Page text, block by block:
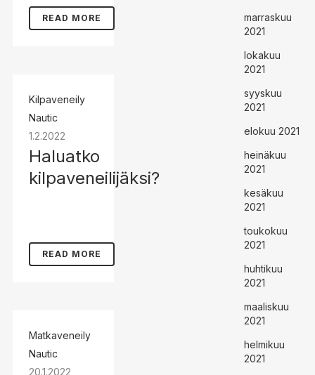
READ MORE
Kilpaveneily
Nautic
1.2.2022
Haluatko
kilpaveneilijäksi?
READ MORE
Matkaveneily
Nautic
20.1.2022
marraskuu
2021
lokakuu
2021
syyskuu
2021
elokuu 2021
heinäkuu
2021
kesäkuu
2021
toukokuu
2021
huhtikuu
2021
maaliskuu
2021
helmikuu
2021